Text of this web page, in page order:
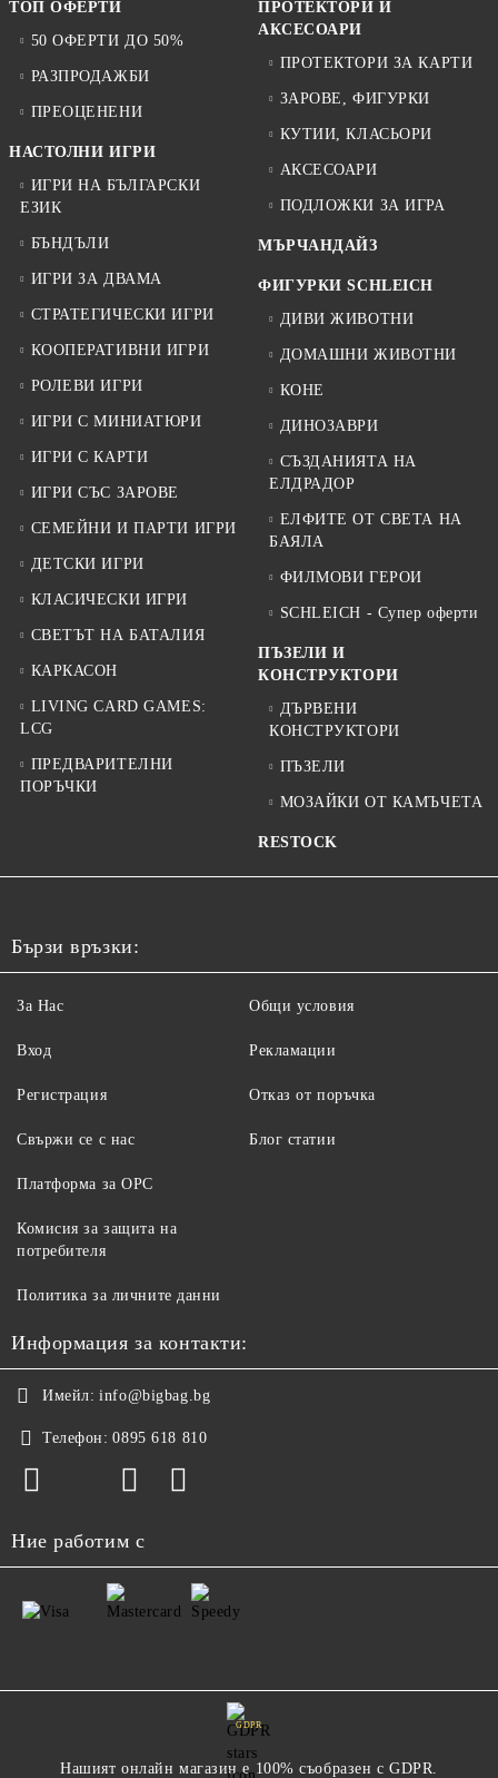
ТОП ОФЕРТИ
50 ОФЕРТИ ДО 50%
РАЗПРОДАЖБИ
ПРЕОЦЕНЕНИ
НАСТОЛНИ ИГРИ
ИГРИ НА БЪЛГАРСКИ
ЕЗИК
БЪНДЪЛИ
ИГРИ ЗА ДВАМА
СТРАТЕГИЧЕСКИ ИГРИ
КООПЕРАТИВНИ ИГРИ
РОЛЕВИ ИГРИ
ИГРИ С МИНИАТЮРИ
ИГРИ С КАРТИ
ИГРИ СЪС ЗАРОВЕ
СЕМЕЙНИ И ПАРТИ ИГРИ
ДЕТСКИ ИГРИ
КЛАСИЧЕСКИ ИГРИ
СВЕТЪТ НА БАТАЛИЯ
КАРКАСОН
LIVING CARD GAMES:
LCG
ПРЕДВАРИТЕЛНИ
ПОРЪЧКИ
ПРОТЕКТОРИ И
АКСЕСОАРИ
ПРОТЕКТОРИ ЗА КАРТИ
ЗАРОВЕ, ФИГУРКИ
КУТИИ, КЛАСЬОРИ
АКСЕСОАРИ
ПОДЛОЖКИ ЗА ИГРА
МЪРЧАНДАЙЗ
ФИГУРКИ SCHLEICH
ДИВИ ЖИВОТНИ
ДОМАШНИ ЖИВОТНИ
КОНЕ
ДИНОЗАВРИ
СЪЗДАНИЯТА НА
ЕЛДРАДОР
ЕЛФИТЕ ОТ СВЕТА НА
БАЯЛА
ФИЛМОВИ ГЕРОИ
SCHLEICH - Супер оферти
ПЪЗЕЛИ И
КОНСТРУКТОРИ
ДЪРВЕНИ
КОНСТРУКТОРИ
ПЪЗЕЛИ
МОЗАЙКИ ОТ КАМЪЧЕТА
RESTOCK
Бързи връзки:
За Нас
Вход
Регистрация
Свържи се с нас
Общи условия
Рекламации
Отказ от поръчка
Блог статии
Платформа за ОРС
Комисия за защита на
потребителя
Политика за личните данни
Информация за контакти:
Имейл: info@bigbag.bg
Телефон: 0895 618 810
Ние работим с
GDPR
Нашият онлайн магазин е 100% съобразен с GDPR.